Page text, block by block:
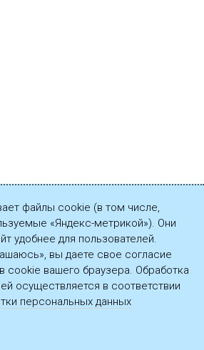
файлы cookie (в том числе,
«Яндекс-метрикой»). Они
удобнее для пользователей.
вы даете свое согласие
cookie вашего браузера. Обработка
осуществляется в соответствии
персональных данных